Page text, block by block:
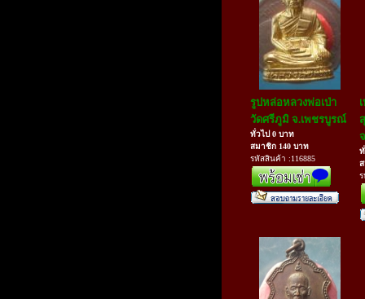
รูปหล่อหลวงพ่อเป่า
วัดศรีภูมิ จ.เพชรบูรณ์
ทั่วไป 0 บาท
สมาชิก 140 บาท
รหัสสินค้า :116885